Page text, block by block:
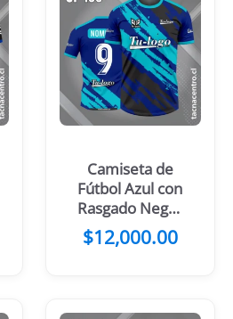
Camiseta de
Fútbol Azul con
Rasgado Negro
y Amarillo
$12,000.00